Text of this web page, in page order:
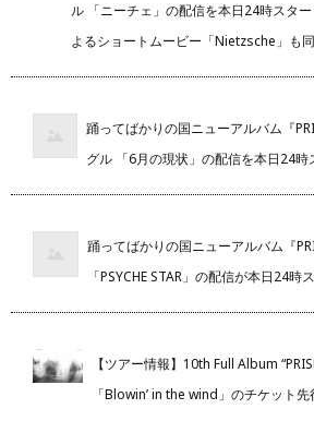
ル 「ニーチェ」の配信を本日24時スタ
よるショートムービー「Nietzsche」も
踊ってばかりの国ニューアルバム『
グル 「6月の現状」の配信を本日24
踊ってばかりの国ニューアルバム『
「PSYCHE STAR」の配信が本日24
【ツアー情報】10th Full Album
「Blowin’ in the wind」のチケット先